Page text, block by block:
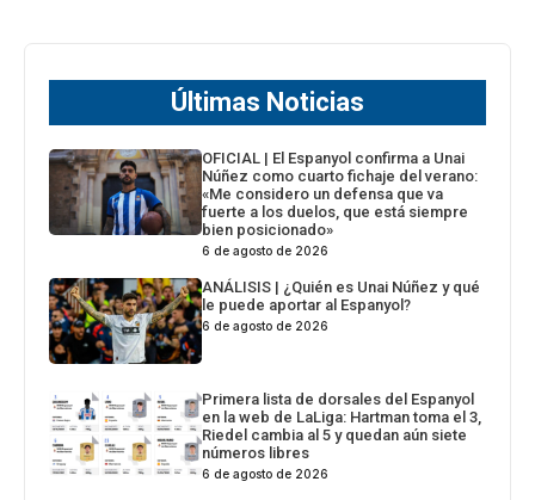
Últimas Noticias
OFICIAL | El Espanyol confirma a Unai
Núñez como cuarto fichaje del verano:
«Me considero un defensa que va
fuerte a los duelos, que está siempre
bien posicionado»
6 de agosto de 2026
ANÁLISIS | ¿Quién es Unai Núñez y qué
le puede aportar al Espanyol?
6 de agosto de 2026
Primera lista de dorsales del Espanyol
en la web de LaLiga: Hartman toma el 3,
Riedel cambia al 5 y quedan aún siete
números libres
6 de agosto de 2026